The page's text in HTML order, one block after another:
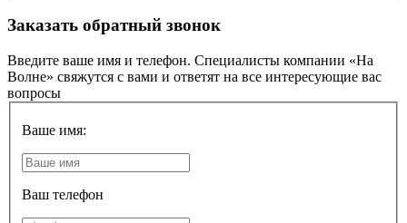
Заказать обратный звонок
Введите ваше имя и телефон. Специалисты компании «На
Волне» свяжутся с вами и ответят на все интересующие вас
вопросы
Ваше имя:
Ваш телефон